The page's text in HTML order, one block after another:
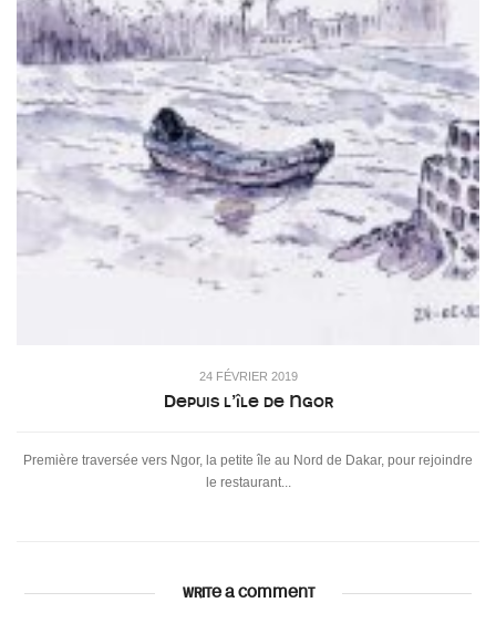
24 FÉVRIER 2019
Depuis l’île de Ngor
Première traversée vers Ngor, la petite île au Nord de Dakar, pour rejoindre
le restaurant...
WRITE A COMMENT